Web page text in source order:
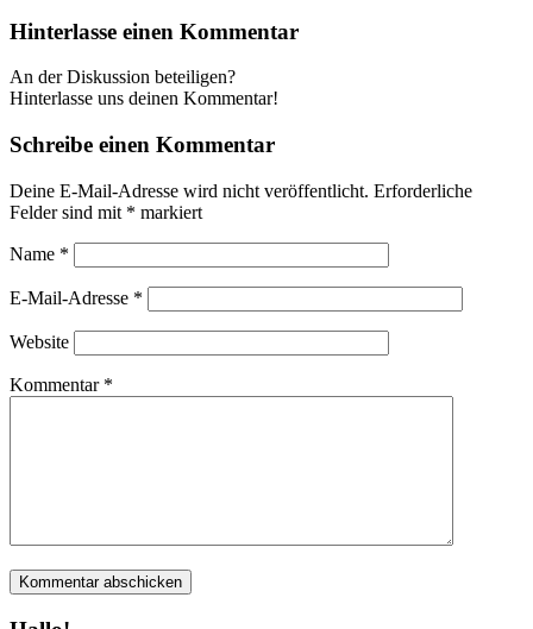
Hinterlasse einen Kommentar
An der Diskussion beteiligen?
Hinterlasse uns deinen Kommentar!
Schreibe einen Kommentar
Deine E-Mail-Adresse wird nicht veröffentlicht. Erforderliche
Felder sind mit * markiert
Name *
E-Mail-Adresse *
Website
Kommentar *